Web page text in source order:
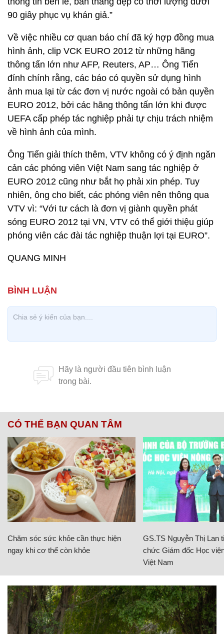
90 giây phục vụ khán giả.”
Về việc nhiều cơ quan báo chí đã ký hợp đồng mua
hình ảnh, clip VCK EURO 2012 từ những hãng
thông tấn lớn như AFP, Reuters, AP… Ông Tiến
đính chính rằng, các báo có quyền sử dụng hình
ảnh mua lại từ các đơn vị nước ngoài có bản quyền
EURO 2012, bởi các hãng thông tấn lớn khi được
UEFA cấp phép tác nghiệp phải tự chịu trách nhiệm
về hình ảnh của mình.
Ông Tiến giải thích thêm, VTV không có ý định ngăn
cản các phóng viên Việt Nam sang tác nghiệp ở
EURO 2012 cũng như bắt họ phải xin phép. Tuy
nhiên, ông cho biết, các phóng viên nên thông qua
VTV vì: “Với tư cách là đơn vị giành quyền phát
sóng EURO 2012 tại VN, VTV có thể giới thiệu giúp
phóng viên các đài tác nghiệp thuận lợi tại EURO”.
QUANG MINH
CÓ THỂ BẠN QUAN TÂM
Chăm sóc sức khỏe cần thực hiện
ngay khi cơ thể còn khỏe
GS.TS Nguyễn Thị Lan
chức Giám đốc Học
Việt Nam